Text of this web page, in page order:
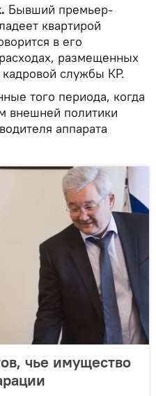
Бывший премьер-
квартирой
в его
размещенных
кадровой службы КР.
того периода, когда
внешней политики
аппарата
чье имущество